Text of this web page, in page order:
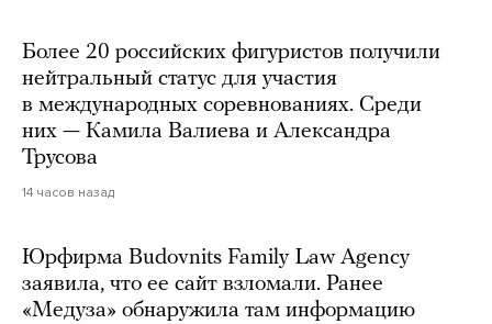
Более 20 российских фигуристов получили
нейтральный статус для участия
в международных соревнованиях. Среди
них — Камила Валиева и Александра
Трусова
14 часов назад
Юрфирма Budovnits Family Law Agency
заявила, что ее сайт взломали. Ранее
«Медуза» обнаружила там информацию